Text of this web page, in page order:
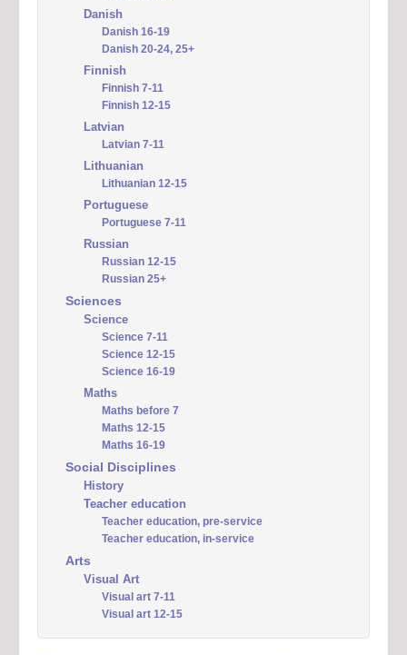
Danish
Danish 16-19
Danish 20-24, 25+
Finnish
Finnish 7-11
Finnish 12-15
Latvian
Latvian 7-11
Lithuanian
Lithuanian 12-15
Portuguese
Portuguese 7-11
Russian
Russian 12-15
Russian 25+
Sciences
Science
Science 7-11
Science 12-15
Science 16-19
Maths
Maths before 7
Maths 12-15
Maths 16-19
Social Disciplines
History
Teacher education
Teacher education, pre-service
Teacher education, in-service
Arts
Visual Art
Visual art 7-11
Visual art 12-15